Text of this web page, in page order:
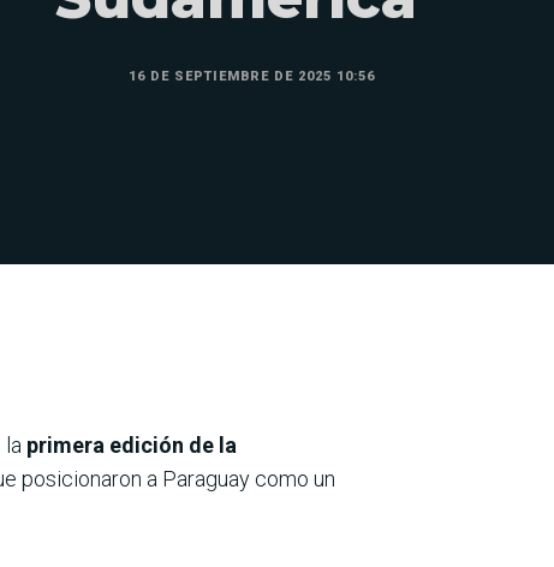
16 DE SEPTIEMBRE DE 2025 10:56
la primera edición de la
posicionaron a Paraguay como un